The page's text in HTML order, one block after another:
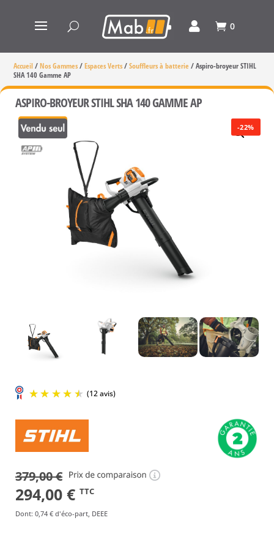
0
Accueil/Nos Gammes/Espaces Verts/Souffleurs à batterie /Aspiro-broyeur STIHL
SHA 140 Gamme AP
ASPIRO-BROYEUR STIHL SHA 140 GAMME AP
-22%
379,00€
Le
prix
294,00 €Le
prix
TTC
Dont: 0,74 € d'éco-part, DEEE